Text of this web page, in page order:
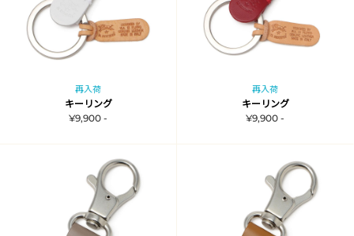
再入荷
キーリング
¥9,900 -
再入荷
キーリング
¥9,900 -